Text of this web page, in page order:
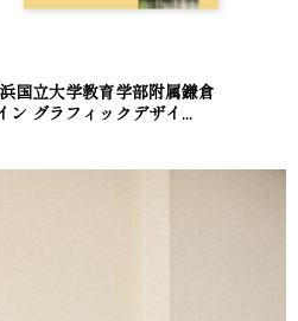
国立大学教育学部附属鎌倉
ン グラフィックデザイ...